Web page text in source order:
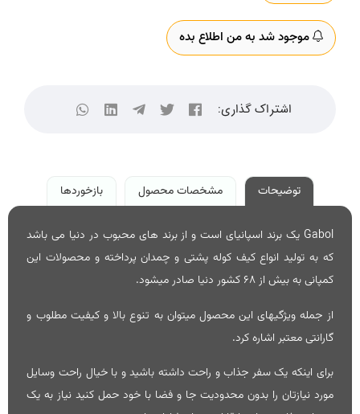
موجود شد به من اطلاع بده
اشتراک گذاری:
توضیحات مشخصات محصول بازخوردها
Gabol یک برند اسپانیای است و از برند های محبوب در دنیا می باشد
که به تولید انواع کیف کوله پشتی و چمدان پرداخته و محصولات این
کمپانی به بیش از 68 کشور دنیا صادر میشود.
از جمله ویژگیهای این محصول میتوان به تنوع بالا و کیفیت مطلوب و
گارانتی معتبر اشاره کرد.
برای اینکه یک سفر جذاب و راحت داشته باشید و با خیال راحت وسایل
مورد نیازتان را بدون محدودیت جا و فضا با خود حمل کنید نیاز به یک